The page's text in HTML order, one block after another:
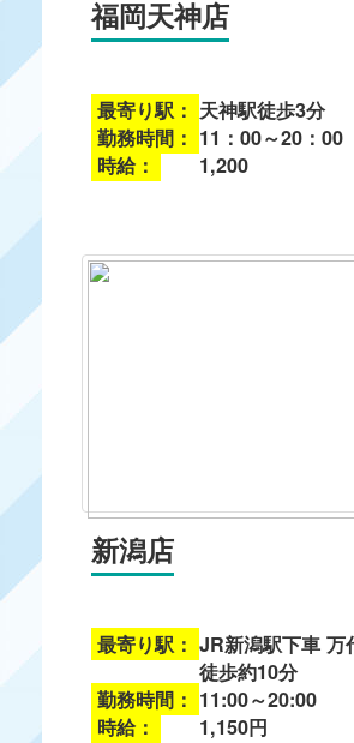
福岡天神店
最寄り駅： 天神駅徒歩3分
勤務時間： 11：00～20：00
時給：
1,200
新潟店
最寄り駅： JR新潟駅下車 万
徒歩約10分
勤務時間： 11:00～20:00
時給：
1,150円